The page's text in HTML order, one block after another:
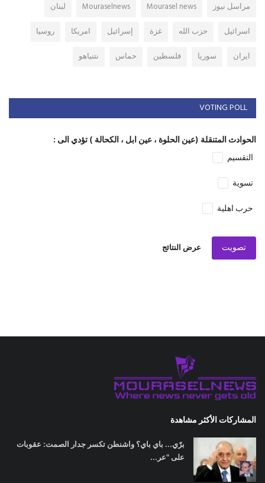
مراسل نيوز Mourasel news
Mouraselnews
لبنان
اسرائيل
حزب الله غزة إسرائيل امريكا
روسيا
ايران
سوريا فلسطين حماس نتنياهو
VOTING POLL
الحوادث المتنقلة (عين الحلوة ، عين ابل ، الكحالة ) تؤدي الى :
التقسيم
تسوية
حرب اهلية
تصويت عرض النتائج
المشاركات الأكثر مشاهدة
برّي... باي باي؟ واشنطن تكسر جدار الصمت: عقوبات
على "عر...